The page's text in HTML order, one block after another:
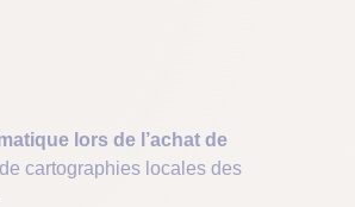
lors de l’achat de
cartographies locales des